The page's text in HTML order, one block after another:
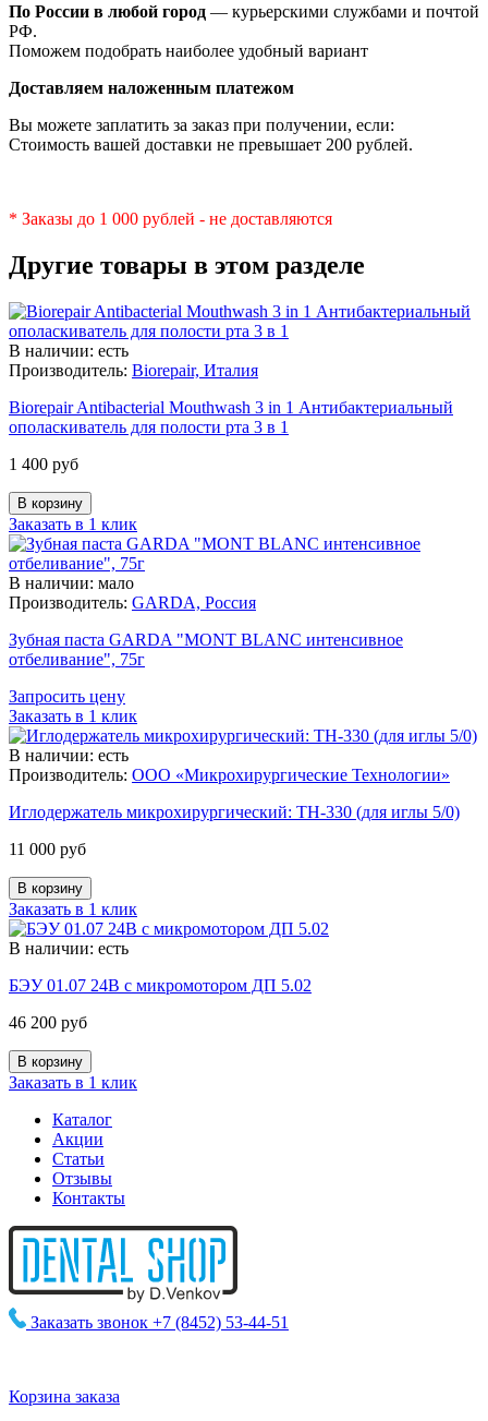
По России в любой город — курьерскими службами и почтой
РФ.
Поможем подобрать наиболее удобный вариант
Доставляем наложенным платежом
Вы можете заплатить за заказ при получении, если:
Стоимость вашей доставки не превышает 200 рублей.
* Заказы до 1 000 рублей - не доставляются
Другие товары в этом разделе
В наличии: есть
Производитель: Biorepair, Италия
Biorepair Antibacterial Mouthwash 3 in 1 Антибактериальный
ополаскиватель для полости рта 3 в 1
1 400 руб
Заказать в 1 клик
В наличии: мало
Производитель: GARDA, Россия
Зубная паста GARDA "MONT BLANC интенсивное
отбеливание", 75г
Запросить цену
Заказать в 1 клик
В наличии: есть
Производитель: ООО «Микрохирургические Технологии»
Иглодержатель микрохирургический: TH-330 (для иглы 5/0)
11 000 руб
Заказать в 1 клик
В наличии: есть
БЭУ 01.07 24В с микромотором ДП 5.02
46 200 руб
Заказать в 1 клик
Каталог
Акции
Статьи
Отзывы
Контакты
Заказать звонок +7 (8452) 53-44-51
Корзина заказа